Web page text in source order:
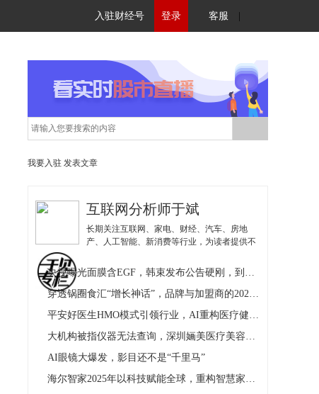
入驻财经号 登录 客服
我要入驻 发表文章
互联网分析师于斌
长期关注互联网、家电、财经、汽车、房地
产、人工智能、新消费等行业，为读者提供不
央视曝光面膜含EGF，韩束发布公告硬刚，到底谁在撒谎？
穿透锅圈食汇“增长神话”，品牌与加盟商的2025冷暖鸿沟
平安好医生HMO模式引领行业，AI重构医疗健康新生态
大机构被指仪器无法查询，深圳婳美医疗美容陷效果争议！
AI眼镜大爆发，影目还不是“千里马”
海尔智家2025年以科技赋能全球，重构智慧家居新生态